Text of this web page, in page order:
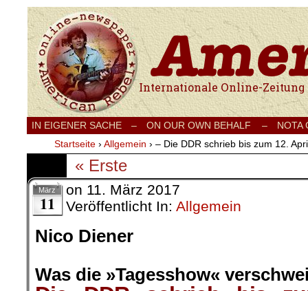
Internationale Onlinezeitung für Frieden,
IN EIGENER SACHE – ON OUR OWN BEHALF –
NOTA
Startseite › Allgemein › – Die DDR schrieb bis zum 12.
« Erste
März
11
on 11. März 2017
Veröffentlicht In: Allgemein
Nico Diener
Was die »Tagesshow«